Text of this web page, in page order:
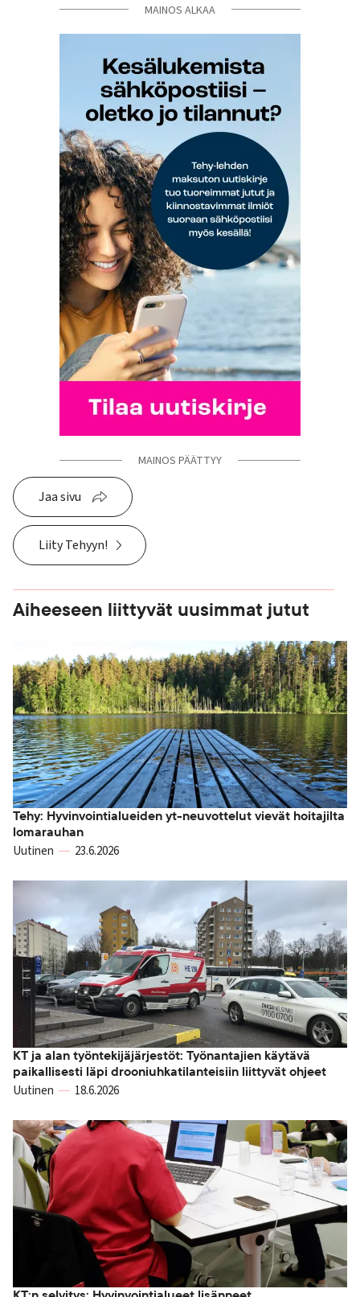
MAINOS ALKAA
MAINOS PÄÄTTYY
Jaa sivu
Liity Tehyyn!
Aiheeseen liittyvät uusimmat jutut
Tehy: Hyvinvointialueiden yt-neuvottelut vievät hoitajilta
lomarauhan
Uutinen 23.6.2026
KT ja alan työntekijäjärjestöt: Työnantajien käytävä
paikallisesti läpi drooniuhkatilanteisiin liittyvät ohjeet
Uutinen 18.6.2026